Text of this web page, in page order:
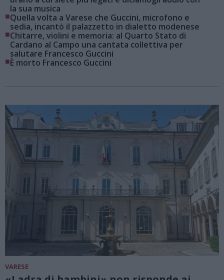
la sua musica
■Quella volta a Varese che Guccini, microfono e
sedia, incantò il palazzetto in dialetto modenese
■Chitarre, violini e memoria: al Quarto Stato di
Cardano al Campo una cantata collettiva per
salutare Francesco Guccini
■È morto Francesco Guccini
VARESE